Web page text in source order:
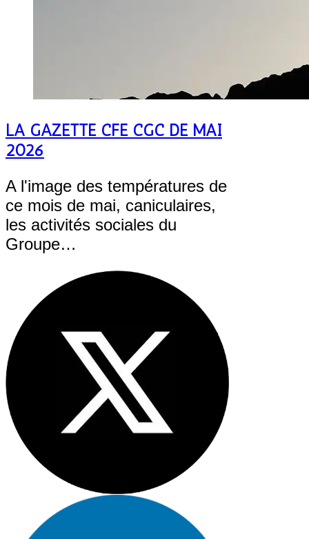
LA GAZETTE CFE CGC DE MAI
2026
A l'image des températures de
ce mois de mai, caniculaires,
les activités sociales du
Groupe…